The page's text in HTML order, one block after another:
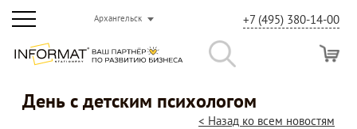
Архангельск +7 (495) 380-14-00
День с детским психологом
< Назад ко всем новостям